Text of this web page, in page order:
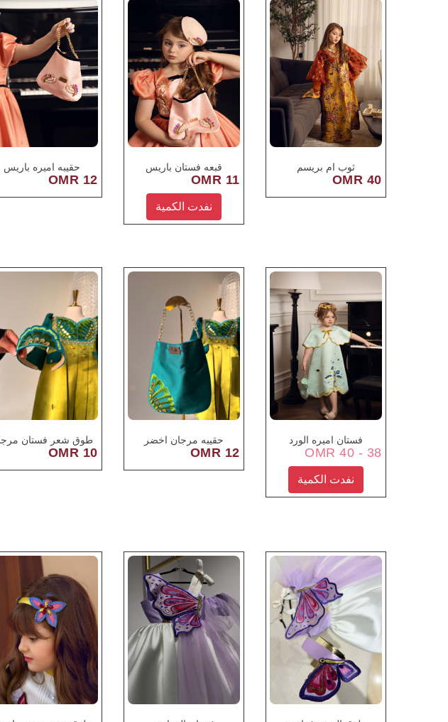
ثوب ام بريسم
40 OMR
قبعه فستان باريس
11 OMR
نفدت الكمية
حقيبه اميره باريس
12 OMR
فستان اميره الورد
38 - 40 OMR
نفدت الكمية
حقيبه مرجان اخضر
12 OMR
طوق شعر فستان
10 OMR